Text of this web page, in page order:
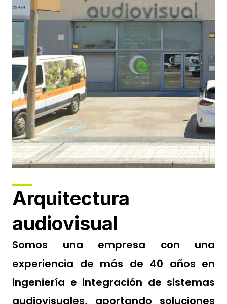
Arquitectura
audiovisual
Somos una empresa con una
experiencia de más de 40 años en
ingeniería e integración de sistemas